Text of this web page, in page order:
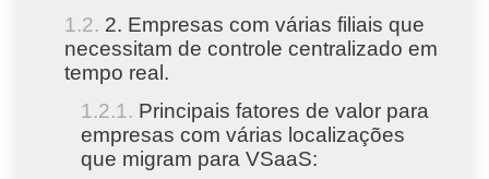
2. Empresas com várias filiais que
necessitam de controle centralizado em
tempo real.
Principais fatores de valor para
empresas com várias localizações
que migram para VSaaS: